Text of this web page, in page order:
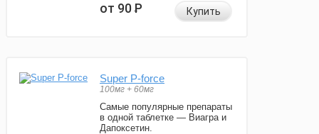
от 90Р Купить
Super P-force
100мг + 60мг
Самые популярные препараты
в одной таблетке — Виагра и
Дапоксетин.